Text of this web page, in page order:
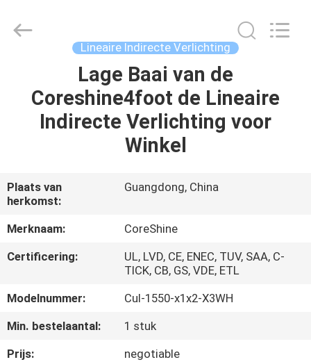
PRODUCTEN
ONS
FABRIEKSREIS
KWALITEITSCONTROLE
CONTACTEER
ONS
Optoelectronics
Co.,Ltd.
Lineaire Indirecte Verlichting
Lage Baai van de
Coreshine4foot de Lineaire
Indirecte Verlichting voor
Winkel
Plaats van
herkomst:
Guangdong, China
Merknaam:
CoreShine
Certificering:
UL, LVD, CE, ENEC, TUV, SAA, C-
TICK, CB, GS, VDE, ETL
Modelnummer:
Cul-1550-x1x2-X3WH
Min. bestelaantal:
1 stuk
Prijs:
negotiable